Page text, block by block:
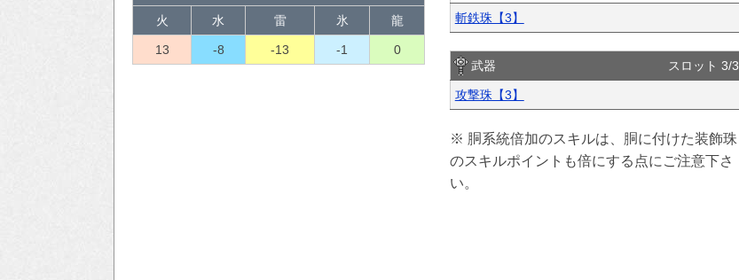
火 水 雷 氷 龍
13 -8 -13 -1 0
斬鉄珠【3】
武器 スロット 3/3
攻撃珠【3】
※ 胴系統倍加のスキルは、胴に付けた装飾珠
のスキルポイントも倍にする点にご注意下さ
い。